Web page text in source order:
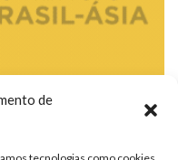
de